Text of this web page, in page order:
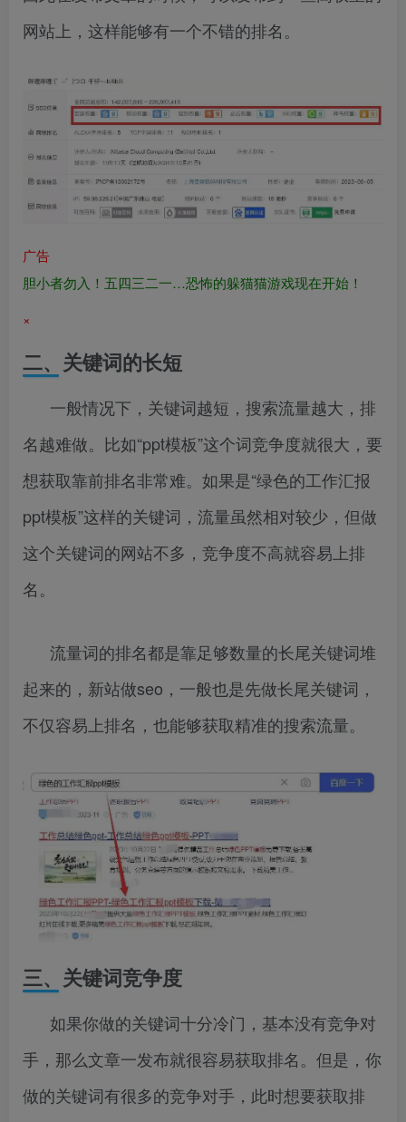
网站上，这样能够有一个不错的排名。
广告
胆小者勿入！五四三二一…恐怖的躲猫猫游戏现在开始！
×
二、关键词的长短
一般情况下，关键词越短，搜索流量越大，排
名越难做。比如“ppt模板”这个词竞争度就很大，要
想获取靠前排名非常难。如果是“绿色的工作汇报
ppt模板”这样的关键词，流量虽然相对较少，但做
这个关键词的网站不多，竞争度不高就容易上排
名。
流量词的排名都是靠足够数量的长尾关键词堆
起来的，新站做seo，一般也是先做长尾关键词，
不仅容易上排名，也能够获取精准的搜索流量。
三、关键词竞争度
如果你做的关键词十分冷门，基本没有竞争对
手，那么文章一发布就很容易获取排名。但是，你
做的关键词有很多的竞争对手，此时想要获取排